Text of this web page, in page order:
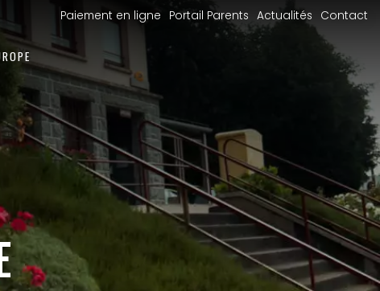
Paiement en ligne Portail Parents Actualités Contact